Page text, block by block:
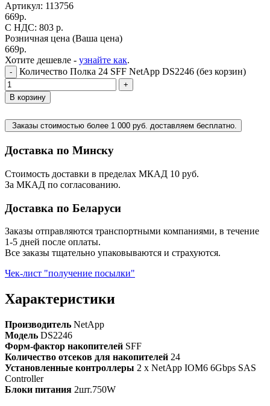
Артикул: 113756
669р.
C НДС: 803 р.
Розничная цена (Ваша цена)
669р.
Хотите дешевле - узнайте как.
- Количество Полка 24 SFF NetApp DS2246 (без корзин)
+
В корзину
Заказы стоимостью более 1 000 руб. доставляем бесплатно.
Доставка по Минску
Стоимость доставки в пределах МКАД 10 руб.
За МКАД по согласованию.
Доставка по Беларуси
Заказы отправляются транспортными компаниями, в течение
1-5 дней после оплаты.
Все заказы тщательно упаковываются и страхуются.
Чек-лист "получение посылки"
Характеристики
Производитель NetApp
Модель DS2246
Форм-фактор накопителей SFF
Количество отсеков для накопителей 24
Установленные контроллеры 2 x NetApp IOM6 6Gbps SAS
Controller
Блоки питания 2шт.750W